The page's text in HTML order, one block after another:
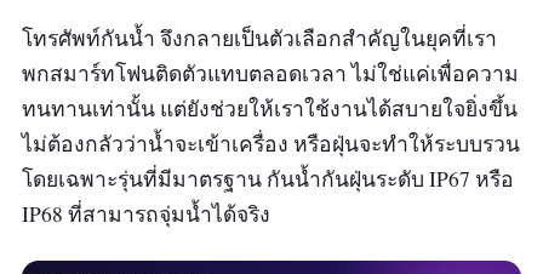
โทรศัพท์กันน้ำ จึงกลายเป็นตัวเลือกสำคัญในยุคที่เรา
พกสมาร์ทโฟนติดตัวแทบตลอดเวลา ไม่ใช่แค่เพื่อความ
ทนทานเท่านั้น แต่ยังช่วยให้เราใช้งานได้สบายใจยิ่งขึ้น
ไม่ต้องกลัวว่าน้ำจะเข้าเครื่อง หรือฝุ่นจะทำให้ระบบรวน
โดยเฉพาะรุ่นที่มีมาตรฐาน กันน้ำกันฝุ่นระดับ IP67 หรือ
IP68 ที่สามารถจุ่มน้ำได้จริง